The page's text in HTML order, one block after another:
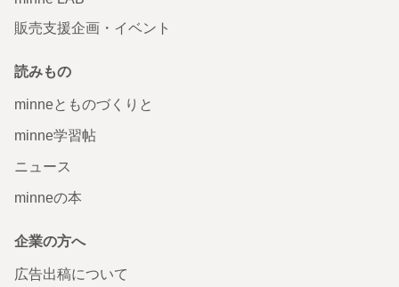
販売支援企画・イベント
読みもの
minneとものづくりと
minne学習帖
ニュース
minneの本
企業の方へ
広告出稿について